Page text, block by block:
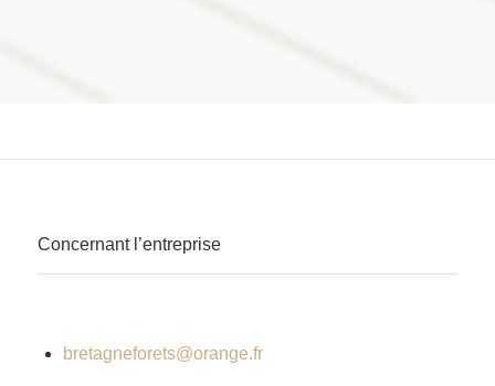
Concernant l’entreprise
bretagneforets@orange.fr